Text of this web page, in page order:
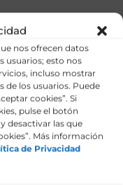
nos ofrecen datos
usuarios; esto nos
incluso mostrar
de los usuarios. Puede
cookies”. Si
pulse el botón
desactivar las que
Más información
de Privacidad
también las hay:
coche con
que ha sido
mayoría de los
– 15.000